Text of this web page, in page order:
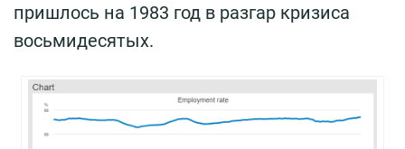
пришлось на 1983 год в разгар кризиса
восьмидесятых.